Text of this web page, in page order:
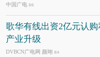
中国广电 8/6
歌华有线出资2亿元认
产业升级
DVBCN广电网 颜翊 8/4